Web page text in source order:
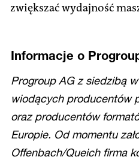
zwiększać wydajność
Informacje o
Progroup AG z siedzibą
wiodących producentów
oraz producentów
Europie. Od momentu
Offenbach/Queich firma